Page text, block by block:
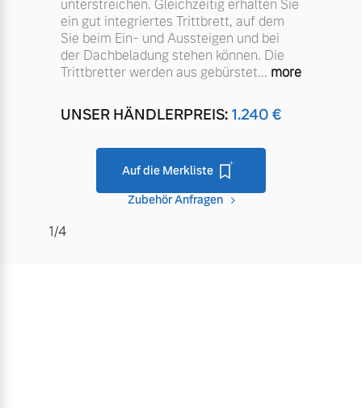
unterstreichen. Gleichzeitig erhalten Sie
ein gut integriertes Trittbrett, auf dem
Sie beim Ein- und Aussteigen und bei
der Dachbeladung stehen können. Die
Trittbretter werden aus gebürstet... more
UNSER HÄNDLERPREIS: 1.240 €
Auf die Merkliste
Zubehör Anfragen
1/4